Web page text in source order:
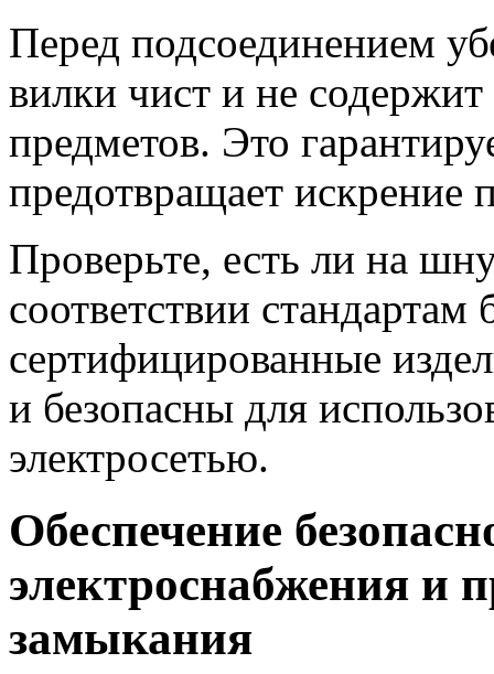
Перед подсоединением
вилки чист и не
предметов. Это
предотвращает искрение
Проверьте, есть ли на
соответствии стандартам
сертифицированные
и безопасны для
электросетью.
Обеспечение
электроснабжения и
замыкания